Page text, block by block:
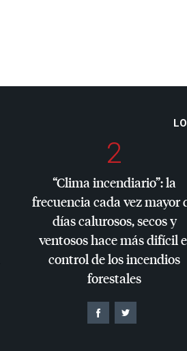
2
“Clima incendiario”: la
frecuencia cada vez mayor
días calurosos, secos y
ventosos hace más difícil
control de los incendios
forestales